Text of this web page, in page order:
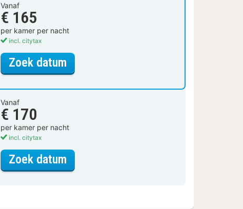
Vanaf
€ 165
per kamer per nacht
incl. citytax
Zoek datumvoor Standaard 2 persoonskamer
Vanaf
€ 170
per kamer per nacht
incl. citytax
Zoek datum